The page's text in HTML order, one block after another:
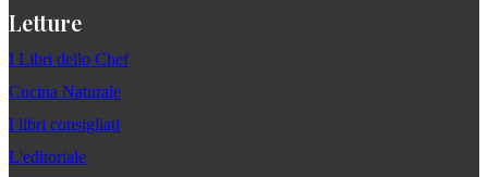
Letture
I Libri dello Chef
Cucina Naturale
I libri consigliati
L'editoriale